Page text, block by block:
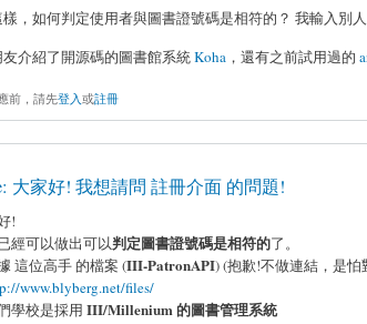
，如何判定使用者與圖書證號碼是相符的？ 我輸入別
介紹了開源碼的圖書館系統Koha ，還有之前試用過的
前，請先登入或註冊
大家好! 我想請問 註冊介面 的問題!
!
經可以做出可以判定圖書證號碼是相符的了。
這位高手 的檔案 (III-PatronAPI) (抱歉!不做連結，是怕
www.blyberg.net/files/
學校是採用 III/Millenium 的圖書管理系統